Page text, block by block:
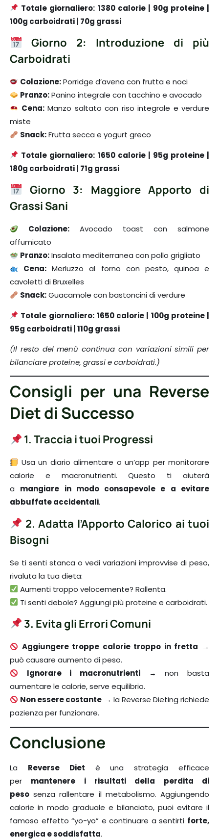
Totale giornaliero: 1380 calorie | 90g proteine |
100g carboidrati | 70g grassi
Giorno 2: Introduzione di più
Carboidrati
Colazione:Porridge d’avena con frutta e noci
Pranzo:Panino integrale con tacchino e avocado
Cena:Manzo saltato con riso integrale e verdure
miste
Snack:Frutta secca e yogurt greco
Totale giornaliero: 1650 calorie | 95g proteine |
180g carboidrati | 71g grassi
Giorno 3: Maggiore Apporto di
Grassi Sani
Colazione: Avocado toast con salmone
affumicato
Pranzo:Insalata mediterranea con pollo grigliato
Cena: Merluzzo al forno con pesto, quinoa e
cavoletti di Bruxelles
Snack:Guacamole con bastoncini di verdure
Totale giornaliero: 1650 calorie | 100g proteine |
95g carboidrati | 110g grassi
(Il resto del menù continua con variazioni simili per
bilanciare proteine, grassi e carboidrati.)
Consigli per una Reverse
Diet di Successo
1. Traccia i tuoi Progressi
Usa un diario alimentare o un’app per monitorare
calorie e macronutrienti. Questo ti aiuterà
a mangiare in modo consapevole e a evitare
abbuffate accidentali.
2. Adatta l’Apporto Calorico ai tuoi
Bisogni
Se ti senti stanca o vedi variazioni improvvise di peso,
rivaluta la tua dieta:
Aumenti troppo velocemente? Rallenta.
Ti senti debole? Aggiungi più proteine e carboidrati.
3. Evita gli Errori Comuni
Aggiungere troppe calorie troppo in fretta →
può causare aumento di peso.
Ignorare i macronutrienti → non basta
aumentare le calorie, serve equilibrio.
Non essere costante → la Reverse Dieting richiede
pazienza per funzionare.
Conclusione
La Reverse Diet è una strategia efficace
per mantenere i risultati della perdita di
peso senza rallentare il metabolismo. Aggiungendo
calorie in modo graduale e bilanciato, puoi evitare il
famoso effetto “yo-yo” e continuare a sentirti forte,
energica e soddisfatta.